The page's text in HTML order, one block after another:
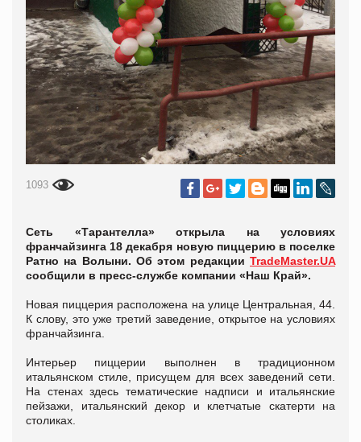
1093
Сеть «Тарантелла» открыла на условиях
франчайзинга 18 декабря новую пиццерию в поселке
Ратно на Волыни. Об этом редакции TradeMaster.UA
сообщили в пресс-службе компании «Наш Край».
Новая пиццерия расположена на улице Центральная, 44.
К слову, это уже третий заведение, открытое на условиях
франчайзинга.
Интерьер пиццерии выполнен в традиционном
итальянском стиле, присущем для всех заведений сети.
На стенах здесь тематические надписи и итальянские
пейзажи, итальянский декор и клетчатые скатерти на
столиках.